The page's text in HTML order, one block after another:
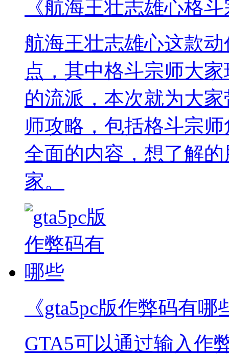
《航海王壮志雄心格
航海王壮志雄心这款
点，其中格斗宗师大
的流派，本次就为大
师攻略，包括格斗宗
全面的内容，想了解
家。
《gta5pc版作弊码有哪
GTA5可以通过输入作